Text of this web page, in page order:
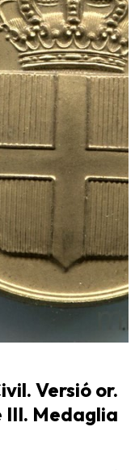
Versió or.
III. Medaglia